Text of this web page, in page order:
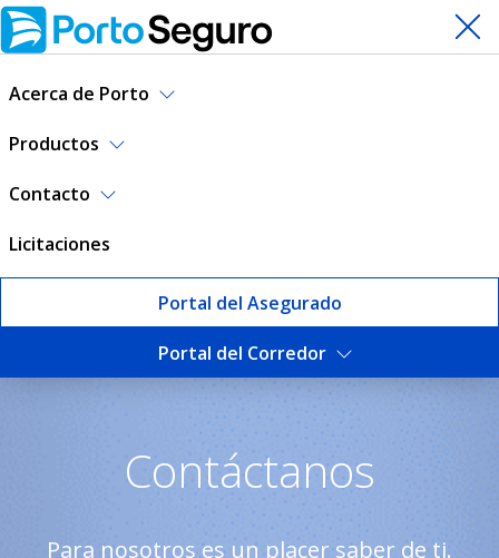
Acerca de Porto
Productos
Contacto
Licitaciones
Portal del Asegurado
Portal del Corredor
Contáctanos | Porto Seguro
Contáctanos
Para nosotros es un placer saber de ti.